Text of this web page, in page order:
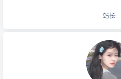
站长
个人主页